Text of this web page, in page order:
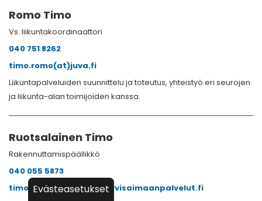
Romo Timo
Vs. liikuntakoordinaattori
040 751 8262
timo.romo(at)juva.fi
Liikuntapalveluiden suunnittelu ja toteutus, yhteistyö eri seurojen
ja liikunta-alan toimijoiden kanssa.
Ruotsalainen Timo
Rakennuttamispäällikkö
040 055 5873
timo.ruotsalainen(at)jarvisaimaanpalvelut.fi
Evästeasetukset